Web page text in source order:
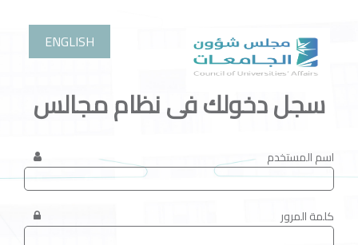
ENGLISH
سجل دخولك فى نظام مجالس
اسم المستخدم
كلمة المرور